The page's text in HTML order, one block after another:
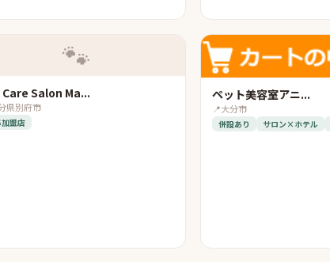
🐾
Salon Ma...
県別府市
盟店
ペット美容室アニ...
📍大分市
併設あり サロン×ホテル